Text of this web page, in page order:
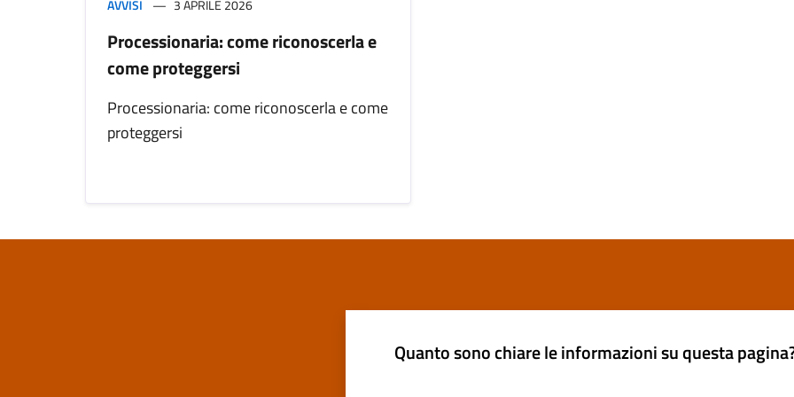
AVVISI 3 APRILE 2026
Processionaria: come riconoscerla e
come proteggersi
Processionaria: come riconoscerla e come
proteggersi
Quanto sono chiare le informazioni su questa